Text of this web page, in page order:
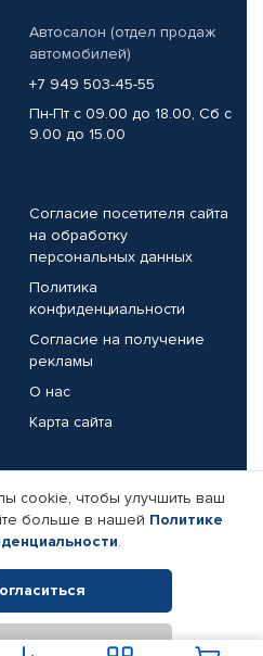
Автосалон (отдел продаж
автомобилей)
+7 949 503-45-55
Пн-Пт с 09.00 до 18.00, Сб с
9.00 до 15.00
Согласие посетителя сайта
на обработку
персональных данных
Политика
конфиденциальности
Согласие на получение
рекламы
О нас
Карта сайта
Реквизиты компании
Все права защищены.
cookie, чтобы улучшить ваш
больше в нашей Политике
.